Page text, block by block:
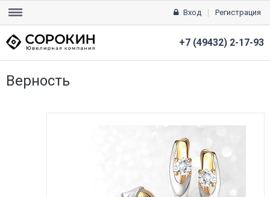
Вход Регистрация
+7 (49432) 2-17-93
Верность